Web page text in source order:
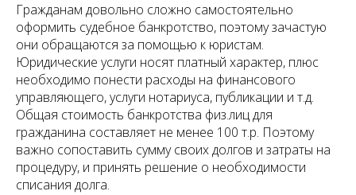
Гражданам довольно сложно самостоятельно
оформить судебное банкротство, поэтому зачастую
они обращаются за помощью к юристам.
Юридические услуги носят платный характер, плюс
необходимо понести расходы на финансового
управляющего, услуги нотариуса, публикации и т.д.
Общая стоимость банкротства физ.лиц для
гражданина составляет не менее 100 т.р. Поэтому
важно сопоставить сумму своих долгов и затраты на
процедуру, и принять решение о необходимости
списания долга.